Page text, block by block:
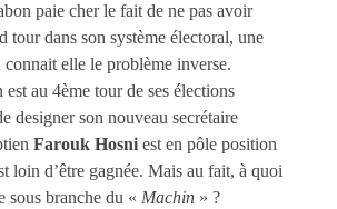
paie cher le fait de ne pas avoir
tour dans son système électoral, une
elle le problème inverse.
au 4ème tour de ses élections
designer son nouveau secrétaire
Farouk Hosni est en pôle position
loin d’être gagnée. Mais au fait, à quoi
sous branche du « Machin » ?